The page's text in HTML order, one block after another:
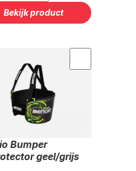
Bekijk product
Bumper
geel/grijs